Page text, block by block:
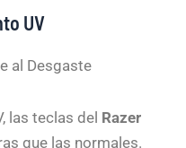
UV
al Desgaste
las teclas del Razer
que las normales.